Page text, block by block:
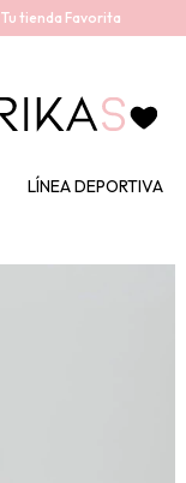
Tu tienda Favorita
LÍNEA DEPORTIVA